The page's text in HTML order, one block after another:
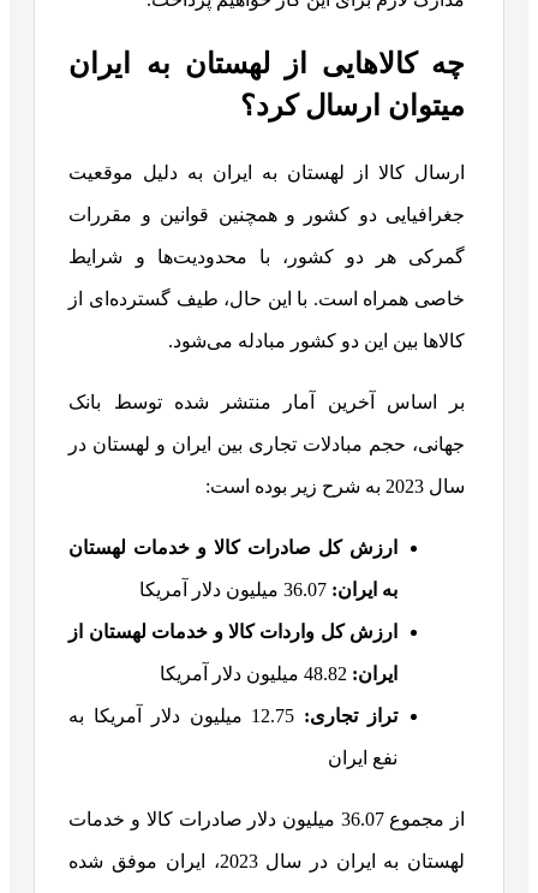
چه کالاهایی از لهستان به ایران
میتوان ارسال کرد؟
ارسال کالا از لهستان به ایران به دلیل موقعیت
جغرافیایی دو کشور و همچنین قوانین و مقررات
گمرکی هر دو کشور، با محدودیت‌ها و شرایط
خاصی همراه است. با این حال، طیف گسترده‌ای از
کالاها بین این دو کشور مبادله می‌شود.
بر اساس آخرین آمار منتشر شده توسط بانک
جهانی، حجم مبادلات تجاری بین ایران و لهستان در
سال 2023 به شرح زیر بوده است:
ارزش کل صادرات کالا و خدمات لهستان
به ایران:
ارزش کل واردات کالا و خدمات لهستان از
ایران:
تراز تجاری: 12.75 میلیون دلار آمریکا به
نفع ایران
از مجموع 36.07 میلیون دلار صادرات کالا و خدمات
لهستان به ایران در سال 2023، ایران موفق شده